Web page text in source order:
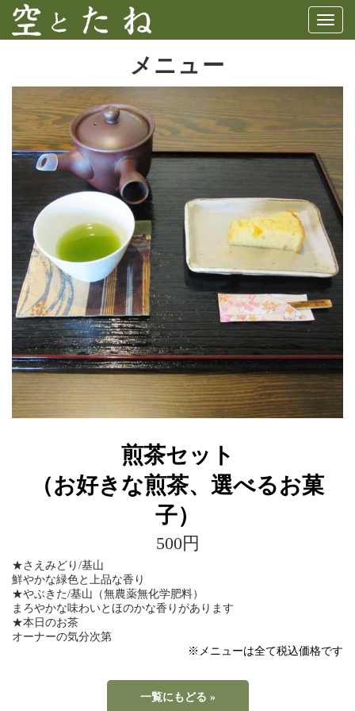
メニュー
煎茶セット
（お好きな煎茶、選べるお菓
子）
500円
★さえみどり/基山
鮮やかな緑色と上品な香り
★やぶきた/基山（無農薬無化学肥料）
まろやかな味わいとほのかな香りがあります
★本日のお茶
オーナーの気分次第
※メニューは全て税込価格です
一覧にもどる »